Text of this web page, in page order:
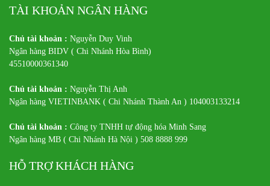
TÀI KHOẢN NGÂN HÀNG
Chủ tài khoản : Nguyễn Duy Vinh
Ngân hàng BIDV ( Chi Nhánh Hòa Bình)
45510000361340
Chủ tài khoản : Nguyễn Thị Anh
Ngân hàng VIETINBANK ( Chi Nhánh Thành An ) 104003133214
Chủ tài khoản : Công ty TNHH tự động hóa Minh Sang
Ngân hàng MB ( Chi Nhánh Hà Nội ) 508 8888 999
HỖ TRỢ KHÁCH HÀNG